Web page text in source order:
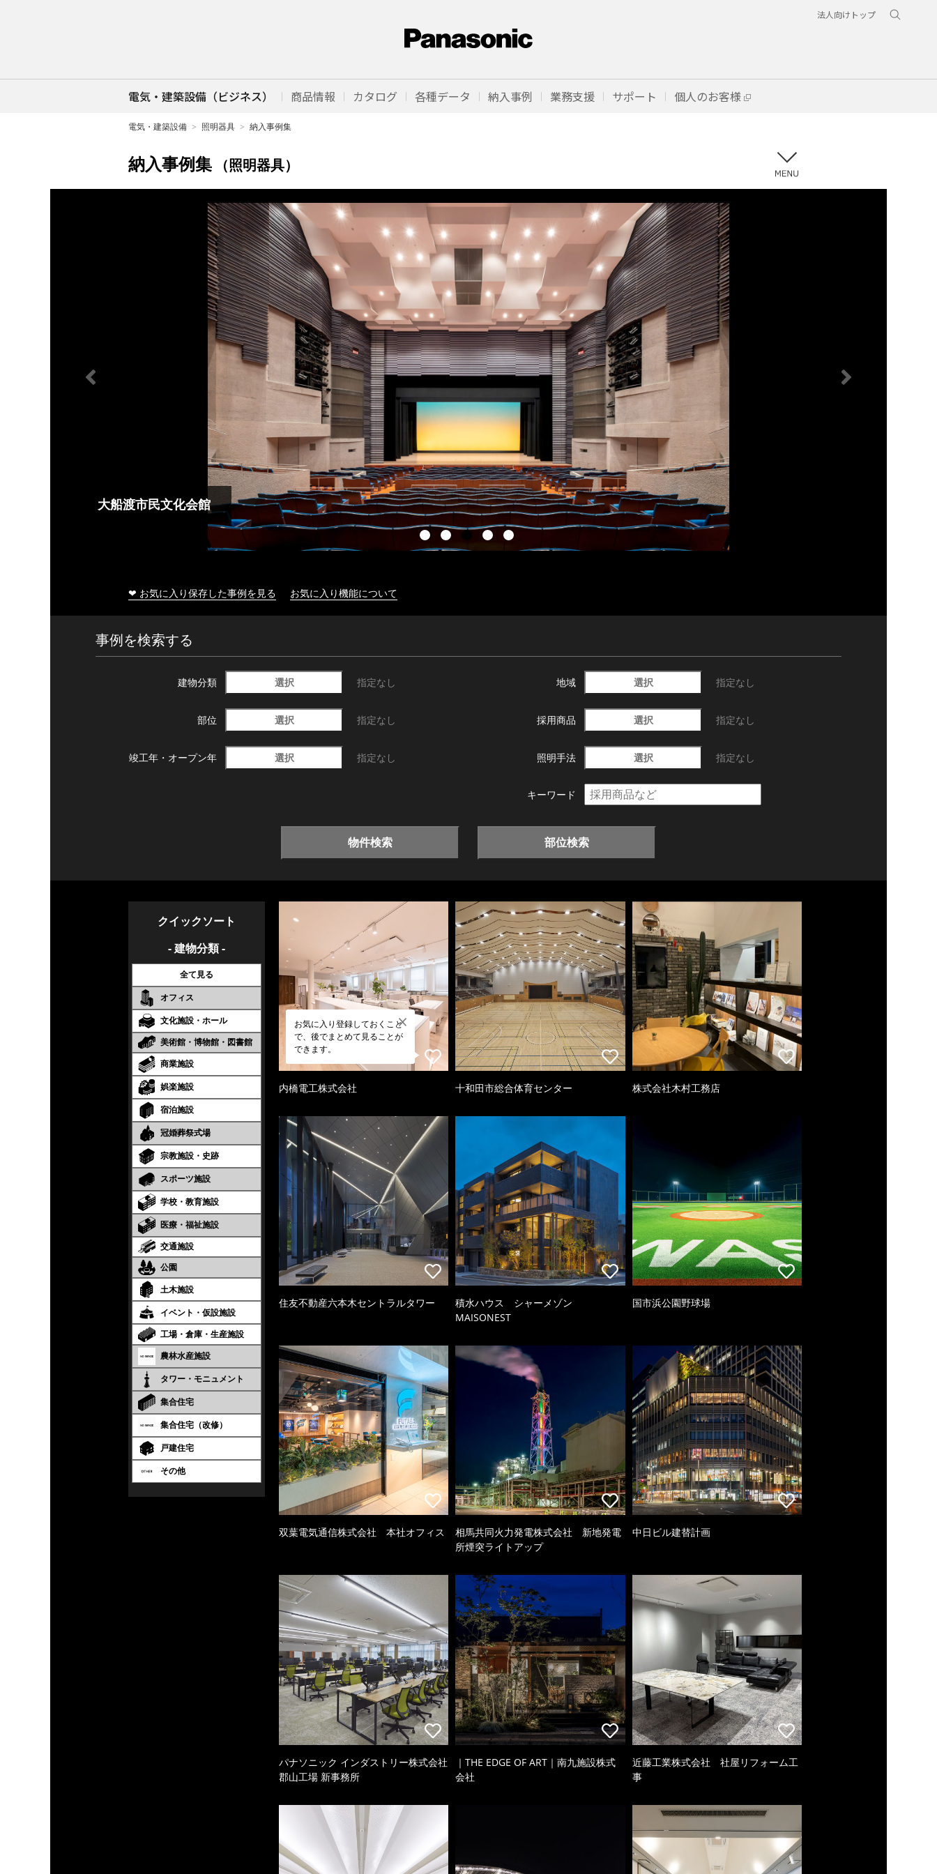
法人向けトップ
電気・建築設備（ビジネス） 商品情報 カタログ 各種データ 納入事例 業務支援 サポート 個人のお客様
電気・建築設備 照明器具 納入事例集
納入事例集 （照明器具）
大船渡市民文化会館
❤ お気に入り保存した事例を見る お気に入り機能について
事例を検索する
建物分類 選択 指定なし 地域 選択 指定なし
部位 選択 指定なし 採用商品 選択 指定なし
竣工年・ オープン年 選択 指定なし 照明手法 選択 指定なし
キーワード
物件検索 部位検索
クイックソート
- 建物分類 -
全て見る
オフィス
文化施設・ホール
美術館・博物館・図書館
商業施設
娯楽施設
宿泊施設
冠婚葬祭式場
宗教施設・史跡
スポーツ施設
学校・教育施設
医療・福祉施設
交通施設
公園
土木施設
イベント・仮設施設
工場・倉庫・生産施設
農林水産施設
タワー・モニュメント
集合住宅
集合住宅（改修）
戸建住宅
その他
お気に入り登録しておくこと
で、後でまとめて見ることが
できます。
内橋電工株式会社 十和田市総合体育センター 株式会社木村工務店
住友不動産六本木セントラルタワー
積水ハウス シャーメゾン
MAISONEST
国市浜公園野球場
双葉電気通信株式会社 本社オフィス
相馬共同火力発電株式会社 新地発電
所煙突ライトアップ
中日ビル建替計画
パナソニック インダストリー株式会社
郡山工場 新事務所
｜THE EDGE OF ART｜南九施設株式
会社
近藤工業株式会社 社屋リフォーム工
事